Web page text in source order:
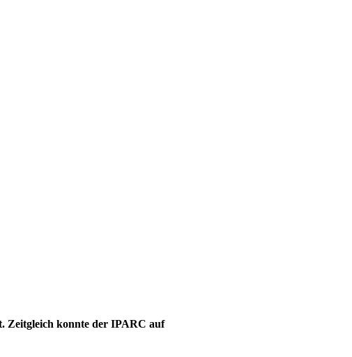
Zeitgleich konnte der IPARC auf